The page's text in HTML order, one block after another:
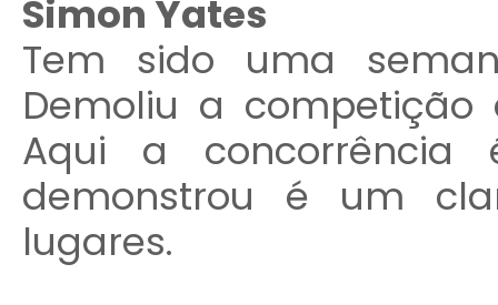
Simon Yates
Tem sido uma
Demoliu a competição
Aqui a
demonstrou é um
lugares.